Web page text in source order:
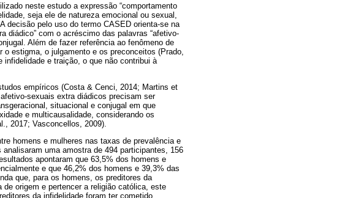
neste estudo a expressão “comportamento
seja ele de natureza emocional ou sexual,
decisão pelo uso do termo CASED orienta-se na
diádico” com o acréscimo das palavras “afetivo-
Além de fazer referência ao fenômeno de
estigma, o julgamento e os preconceitos (Prado,
infidelidade e traição, o que não contribui à
empíricos (Costa & Cenci, 2014; Martins et
sexuais extra diádicos precisam ser
situacional e conjugal em que
e multicausalidade, considerando os
2017; Vasconcellos, 2009).
homens e mulheres nas taxas de prevalência e
uma amostra de 494 participantes, 156
apontaram que 63,5% dos homens e
e que 46,2% dos homens e 39,3% das
que, para os homens, os preditores da
origem e pertencer a religião católica, este
da infidelidade foram ter cometido